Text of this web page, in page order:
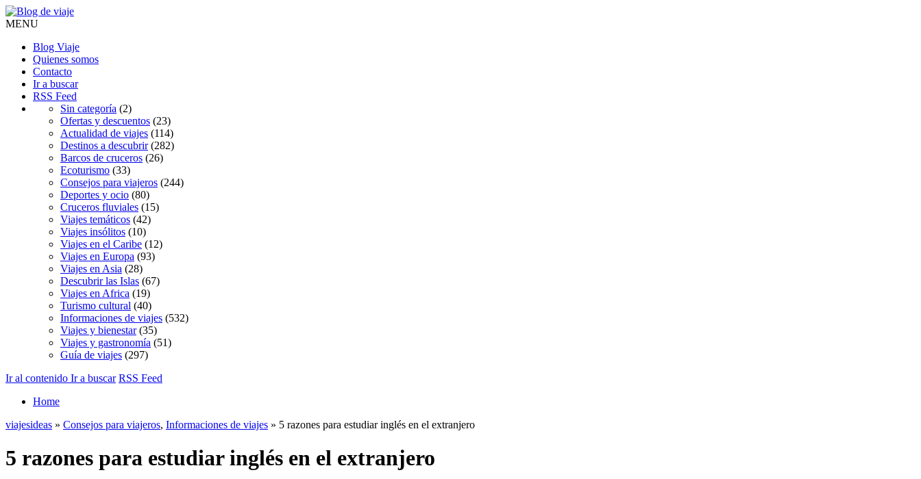
MENU
Blog Viaje
Quienes somos
Contacto
Ir a buscar
RSS Feed
Sin categoría (2)
Ofertas y descuentos (23)
Actualidad de viajes (114)
Destinos a descubrir(282)
Barcos de cruceros (26)
Ecoturismo (33)
Consejos para viajeros (244)
Deportes y ocio (80)
Cruceros fluviales (15)
Viajes temáticos (42)
Viajes insólitos (10)
Viajes en el Caribe (12)
Viajes en Europa (93)
Viajes en Asia (28)
Descubrir las Islas (67)
Viajes en Africa (19)
Turismo cultural (40)
Informaciones de viajes (532)
Viajes y bienestar(35)
Viajes y gastronomía (51)
Guía de viajes (297)
Ir al contenido Ir a buscar RSS Feed
Home
viajesideas » Consejos para viajeros, Informaciones de viajes » 5 razones para estudiar inglés en el extranjero
5 razones para estudiar inglés en el extranjero